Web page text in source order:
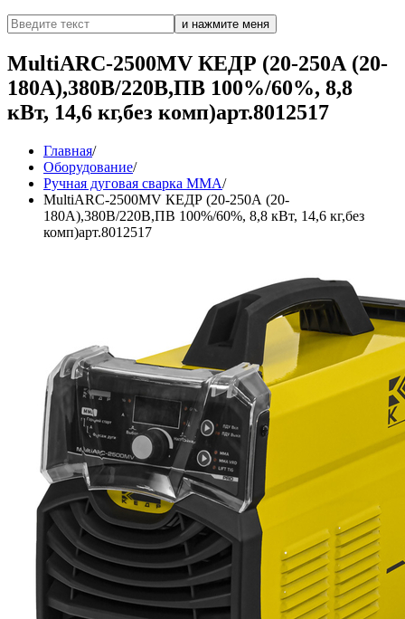
MultiARC-2500MV КЕДР (20-250А (20-
180А),380В/220В,ПВ 100%/60%, 8,8
кВт, 14,6 кг,без комп)арт.8012517
Главная/
Оборудование/
Ручная дуговая сварка MMA/
MultiARC-2500MV КЕДР (20-250А (20-
180А),380В/220В,ПВ 100%/60%, 8,8 кВт, 14,6 кг,без
комп)арт.8012517